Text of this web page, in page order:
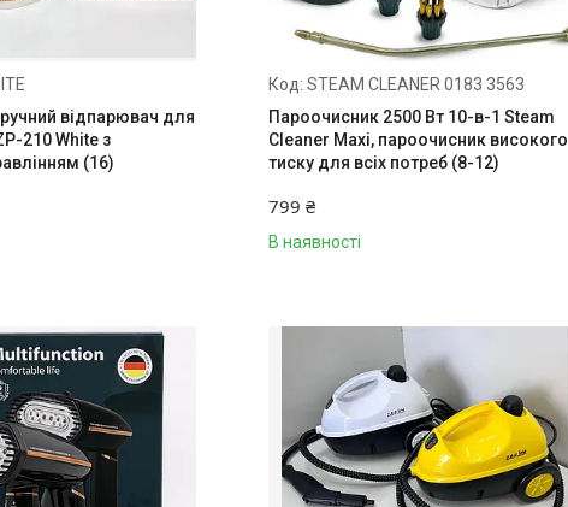
відпарювач для
210 White з
(16)
STEAM CLEANER 0183 3563
Пароочисник 2500 Вт 10-в-1 Steam
Cleaner Maxi, пароочисник високого
тиску для всіх потреб (8-12)
799 ₴
В наявності